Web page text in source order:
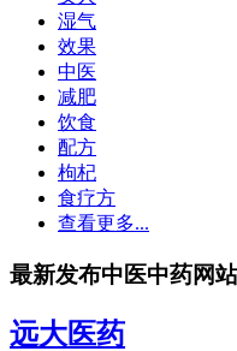
湿气
效果
中医
减肥
饮食
配方
枸杞
食疗方
查看更多...
最新发布中医中药网站
远大医药